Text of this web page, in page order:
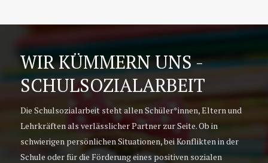
WIR KÜMMERN UNS -
SCHULSOZIALARBEIT
Die Schulsozialarbeit steht allen Schüler*innen, Eltern und
Lehrkräften als verlässlicher Partner zur Seite. Ob in
schwierigen persönlichen Situationen, bei Konflikten in der
Schule oder für die Förderung eines positiven sozialen